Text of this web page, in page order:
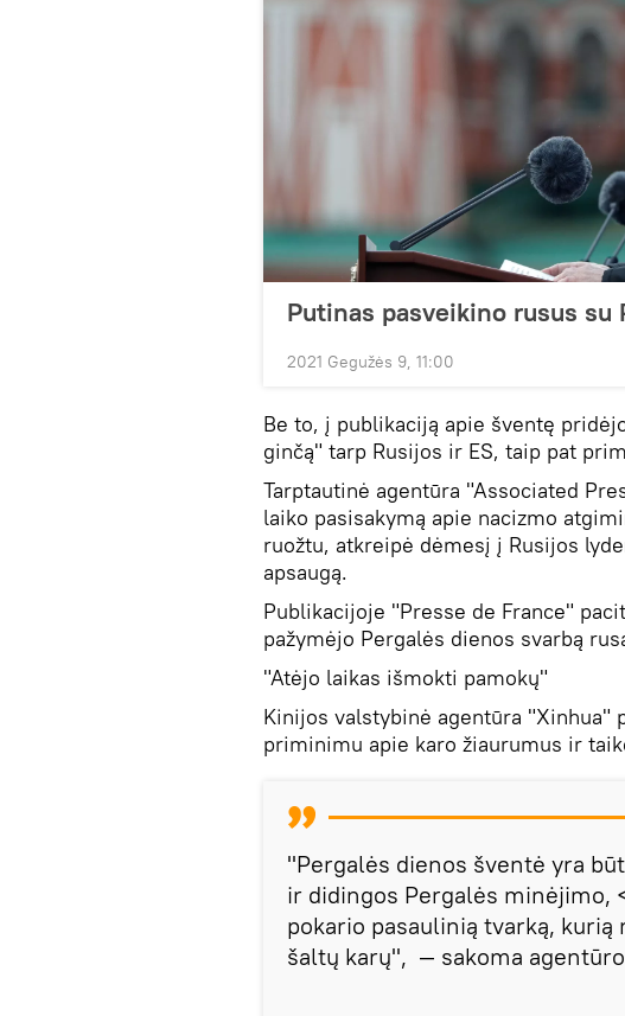
Putinas pasveikino rusus su
2021 Gegužės 9, 11:00
Be to, į publikaciją apie šventę
ginčą" tarp Rusijos ir ES, taip pat
Tarptautinė agentūra "Associated
laiko pasisakymą apie nacizmo
ruožtu, atkreipė dėmesį į Rusijos
apsaugą.
Publikacijoje "Presse de France"
pažymėjo Pergalės dienos svarbą
"Atėjo laikas išmokti pamokų"
Kinijos valstybinė agentūra "Xinhua"
priminimu apie karo žiaurumus ir
"Pergalės dienos šventė yra
ir didingos Pergalės minėjimo,
pokario pasaulinią tvarką,
šaltų karų", — sakoma